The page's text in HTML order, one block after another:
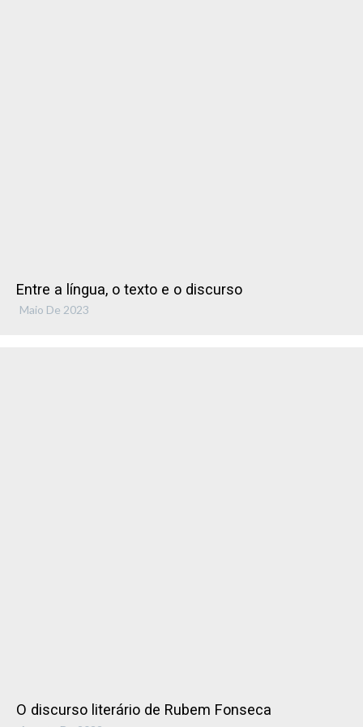
Entre a língua, o texto e o discurso
Maio De 2023
O discurso literário de Rubem Fonseca